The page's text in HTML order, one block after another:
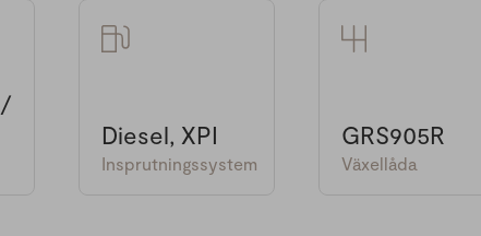
Diesel, XPI
Insprutningssystem
GRS905R
Växellåda